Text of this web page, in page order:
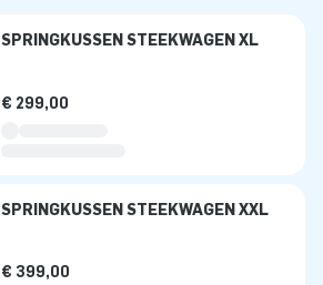
SPRINGKUSSEN STEEKWAGEN XL
€ 299,00
SPRINGKUSSEN STEEKWAGEN XXL
€ 399,00